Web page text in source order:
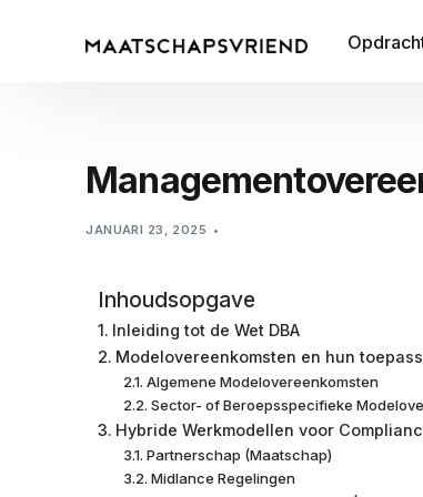
JANUARI 23, 2025
Inhoudsopgave
Inleiding tot de Wet DBA
Modelovereenkomsten en hun
Algemene Modelovereenkomsten
Sector- of Beroepsspecifieke
Hybride Werkmodellen voor
Partnerschap (Maatschap)
Midlance Regelingen